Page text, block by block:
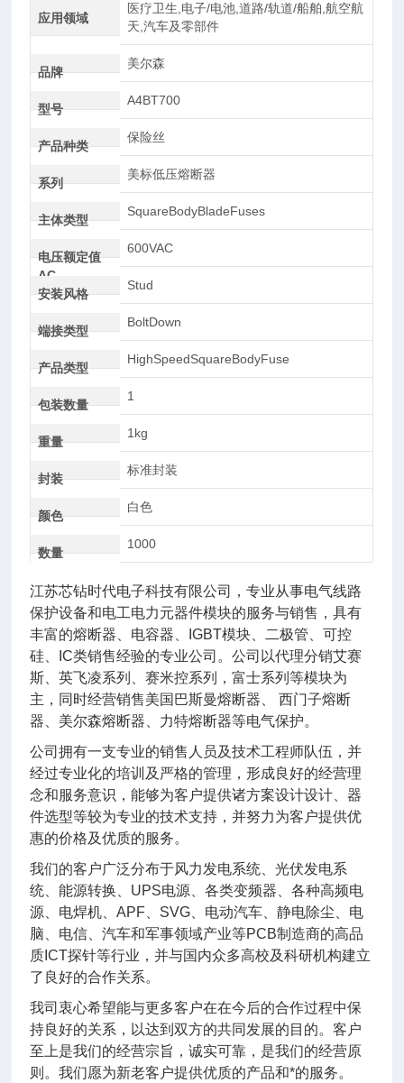
应用领域
医疗卫生,电子/电池,道路/轨道/船舶,航空航
天,汽车及零部件
品牌
美尔森
型号
A4BT700
产品种类
保险丝
系列
美标低压熔断器
主体类型
SquareBodyBladeFuses
电压额定值
AC
600VAC
安装风格
Stud
端接类型
BoltDown
产品类型
HighSpeedSquareBodyFuse
包装数量
1
重量
1kg
封装
标准封装
颜色
白色
数量
1000
江苏芯钻时代电子科技有限公司，专业从事电气线路
保护设备和电工电力元器件模块的服务与销售，具有
丰富的熔断器、电容器、IGBT模块、二极管、可控
硅、IC类销售经验的专业公司。公司以代理分销艾赛
斯、英飞凌系列、赛米控系列，富士系列等模块为
主，同时经营销售美国巴斯曼熔断器、 西门子熔断
器、美尔森熔断器、力特熔断器等电气保护。
公司拥有一支专业的销售人员及技术工程师队伍，并
经过专业化的培训及严格的管理，形成良好的经营理
念和服务意识，能够为客户提供诸方案设计设计、器
件选型等较为专业的技术支持，并努力为客户提供优
惠的价格及优质的服务。
我们的客户广泛分布于风力发电系统、光伏发电系
统、能源转换、UPS电源、各类变频器、各种高频电
源、电焊机、APF、SVG、电动汽车、静电除尘、电
脑、电信、汽车和军事领域产业等PCB制造商的高品
质ICT探针等行业，并与国内众多高校及科研机构建立
了良好的合作关系。
我司衷心希望能与更多客户在在今后的合作过程中保
持良好的关系，以达到双方的共同发展的目的。客户
至上是我们的经营宗旨，诚实可靠，是我们的经营原
则。我们愿为新老客户提供优质的产品和*的服务。